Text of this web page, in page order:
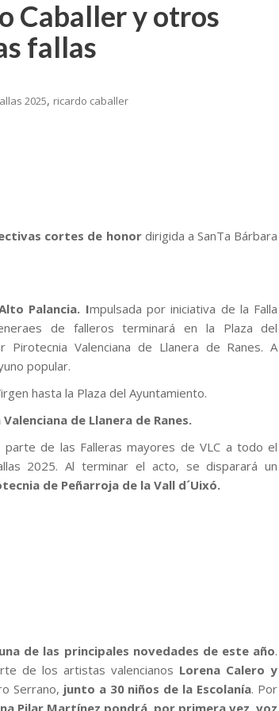
Caballer y otros
fallas
2025, ricardo caballer
cortes de honor dirigida a SanTa Bárbara
Palancia. Impulsada por iniciativa de la Falla
de falleros terminará en la Plaza del
Valenciana de Llanera de Ranes. A
popular.
hasta la Plaza del Ayuntamiento.
de Llanera de Ranes.
parte de las Falleras mayores de VLC a todo el
2025. Al terminar el acto, se disparará un
de Peñarroja de la Vall d´Uixó.
de las principales novedades de este año.
de los artistas valencianos Lorena Calero y
Serrano, junto a 30 niños de la Escolanía. Por
Pilar Martínez pondrá, por primera vez, voz